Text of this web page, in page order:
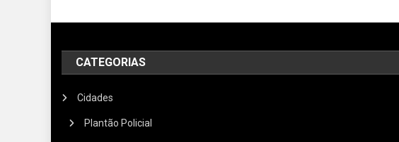
CATEGORIAS
Cidades
Plantão Policial